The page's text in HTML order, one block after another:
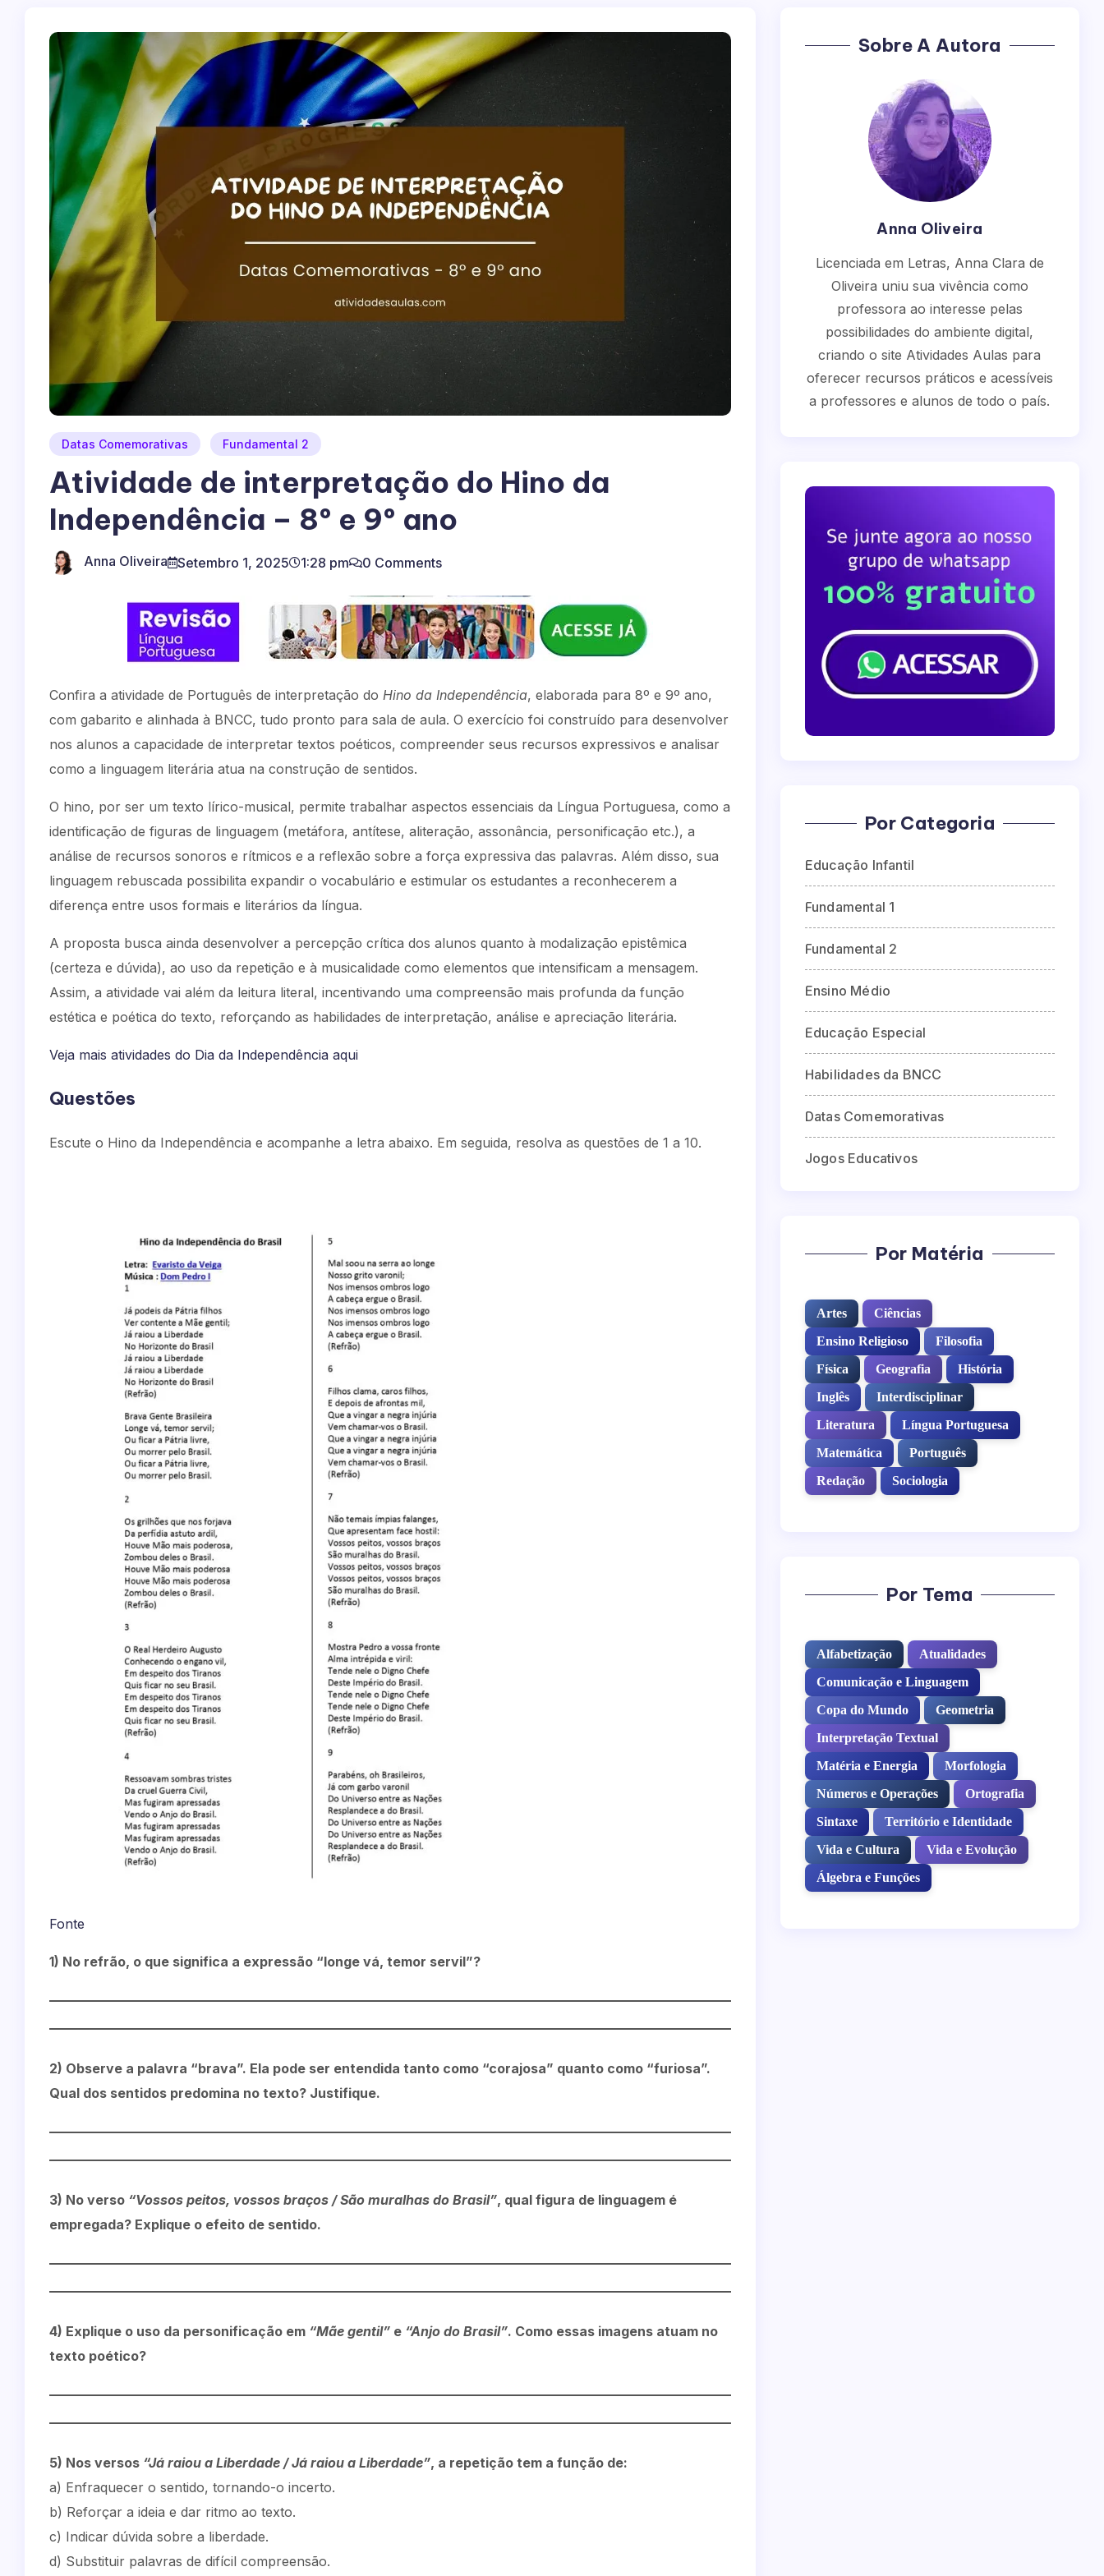
Datas Comemorativas Fundamental 2
Atividade de interpretação do Hino da
Independência – 8º e 9º ano
Anna Oliveira Setembro 1, 2025 1:28 pm 0 Comments
Confira a atividade de Português de interpretação do Hino da Independência, elaborada para 8º e 9º ano,
com gabarito e alinhada à BNCC, tudo pronto para sala de aula. O exercício foi construído para desenvolver
nos alunos a capacidade de interpretar textos poéticos, compreender seus recursos expressivos e analisar
como a linguagem literária atua na construção de sentidos.
O hino, por ser um texto lírico-musical, permite trabalhar aspectos essenciais da Língua Portuguesa, como a
identificação de figuras de linguagem (metáfora, antítese, aliteração, assonância, personificação etc.), a
análise de recursos sonoros e rítmicos e a reflexão sobre a força expressiva das palavras. Além disso, sua
linguagem rebuscada possibilita expandir o vocabulário e estimular os estudantes a reconhecerem a
diferença entre usos formais e literários da língua.
A proposta busca ainda desenvolver a percepção crítica dos alunos quanto à modalização epistêmica
(certeza e dúvida), ao uso da repetição e à musicalidade como elementos que intensificam a mensagem.
Assim, a atividade vai além da leitura literal, incentivando uma compreensão mais profunda da função
estética e poética do texto, reforçando as habilidades de interpretação, análise e apreciação literária.
Veja mais atividades do Dia da Independência aqui
Questões
Escute o Hino da Independência e acompanhe a letra abaixo. Em seguida, resolva as questões de 1 a 10.
Fonte
1) No refrão, o que significa a expressão “longe vá, temor servil”?
2) Observe a palavra “brava”. Ela pode ser entendida tanto como “corajosa” quanto como “furiosa”.
Qual dos sentidos predomina no texto? Justifique.
3) No verso “Vossos peitos, vossos braços / São muralhas do Brasil”, qual figura de linguagem é
empregada? Explique o efeito de sentido.
4) Explique o uso da personificação em “Mãe gentil” e “Anjo do Brasil”. Como essas imagens atuam no
texto poético?
5) Nos versos “Já raiou a Liberdade / Já raiou a Liberdade”, a repetição tem a função de:
a) Enfraquecer o sentido, tornando-o incerto.
b) Reforçar a ideia e dar ritmo ao texto.
c) Indicar dúvida sobre a liberdade.
d) Substituir palavras de difícil compreensão.
Sobre A Autora
Anna Oliveira
Licenciada em Letras, Anna Clara de
Oliveira uniu sua vivência como
professora ao interesse pelas
possibilidades do ambiente digital,
criando o site Atividades Aulas para
oferecer recursos práticos e acessíveis
a professores e alunos de todo o país.
Por Categoria
Educação Infantil
Fundamental 1
Fundamental 2
Ensino Médio
Educação Especial
Habilidades da BNCC
Datas Comemorativas
Jogos Educativos
Por Matéria
Artes
Ciências
Ensino Religioso
Filosofia
Física
Geografia
História
Inglês
Interdisciplinar
Literatura
Língua Portuguesa
Matemática
Português
Redação
Sociologia
Por Tema
Alfabetização
Atualidades
Comunicação e Linguagem
Copa do Mundo
Geometria
Interpretação Textual
Matéria e Energia
Morfologia
Números e Operações
Ortografia
Sintaxe
Território e Identidade
Vida e Cultura
Vida e Evolução
Álgebra e Funções